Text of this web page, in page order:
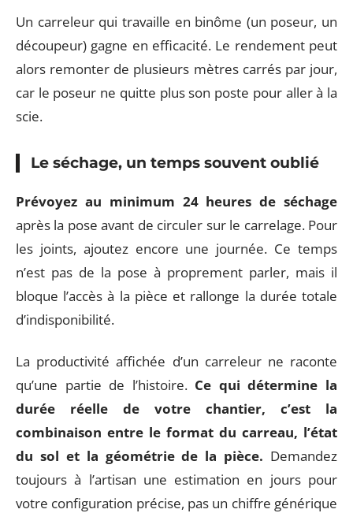
Un carreleur qui travaille en binôme (un poseur, un
découpeur) gagne en efficacité. Le rendement peut
alors remonter de plusieurs mètres carrés par jour,
car le poseur ne quitte plus son poste pour aller à la
scie.
Le séchage, un temps souvent oublié
Prévoyez au minimum 24 heures de séchage
après la pose avant de circuler sur le carrelage. Pour
les joints, ajoutez encore une journée. Ce temps
n’est pas de la pose à proprement parler, mais il
bloque l’accès à la pièce et rallonge la durée totale
d’indisponibilité.
La productivité affichée d’un carreleur ne raconte
qu’une partie de l’histoire. Ce qui détermine la
durée réelle de votre chantier, c’est la
combinaison entre le format du carreau, l’état
du sol et la géométrie de la pièce. Demandez
toujours à l’artisan une estimation en jours pour
votre configuration précise, pas un chiffre générique